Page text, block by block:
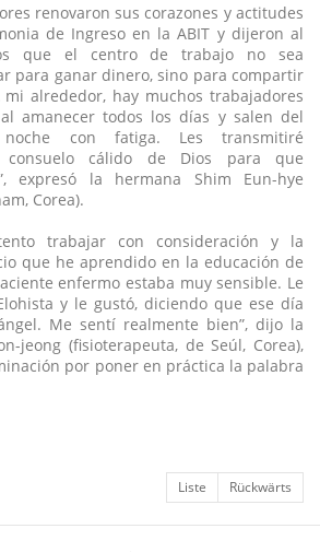
renovaron sus corazones y actitudes
de Ingreso en la ABIT y dijeron al
que el centro de trabajo no sea
para ganar dinero, sino para compartir
mi alrededor, hay muchos trabajadores
amanecer todos los días y salen del
con fatiga. Les transmitiré
consuelo cálido de Dios para que
expresó la hermana Shim Eun-hye
Corea).
trabajar con consideración y la
que he aprendido en la educación de
enfermo estaba muy sensible. Le
y le gustó, diciendo que ese día
Me sentí realmente bien”, dijo la
jeong (fisioterapeuta, de Seúl, Corea),
por poner en práctica la palabra
Liste Rückwärts